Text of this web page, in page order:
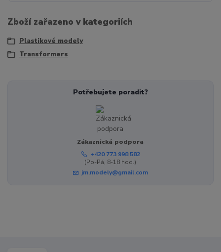
Zboží zařazeno v kategoriích
Plastikové modely
Transformers
Potřebujete poradit?
Zákaznická podpora
+420 773 998 582
(Po-Pá, 8-18 hod.)
jm.modely@gmail.com